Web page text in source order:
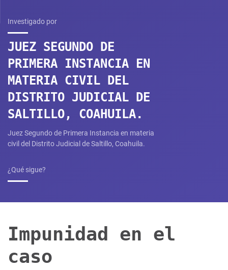
Investigado por
JUEZ SEGUNDO DE
PRIMERA INSTANCIA EN
MATERIA CIVIL DEL
DISTRITO JUDICIAL DE
SALTILLO, COAHUILA.
Juez Segundo de Primera Instancia en materia
civil del Distrito Judicial de Saltillo, Coahuila.
¿Qué sigue?
Impunidad en el
caso